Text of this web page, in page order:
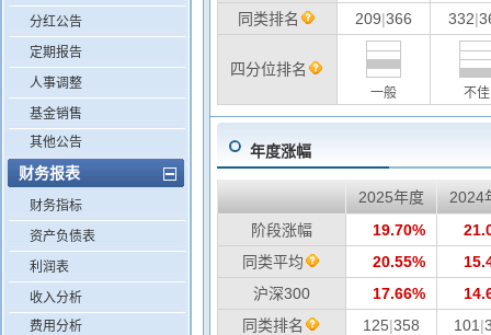
分红公告
定期报告
人事调整
基金销售
其他公告
财务报表
财务指标
资产负债表
利润表
收入分析
费用分析
同类排名
209|366 332|
四分位排名
一般 不佳
年度涨幅
2025年度
2024
阶段涨幅
19.70%
同类平均
20.55%
沪深300
17.66%
同类排名
125|358 101 |